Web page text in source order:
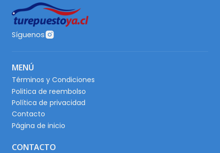
Síguenos
MENÚ
Términos y Condiciones
Politica de reembolso
Política de privacidad
Contacto
Página de inicio
CONTACTO